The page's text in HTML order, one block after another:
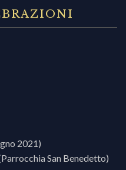
2021)
San Benedetto)